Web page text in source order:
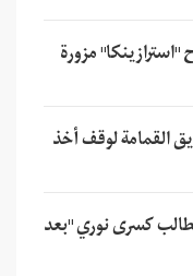
مزورة
القمامة لوقف أخذ
كسرى نوري "بعد